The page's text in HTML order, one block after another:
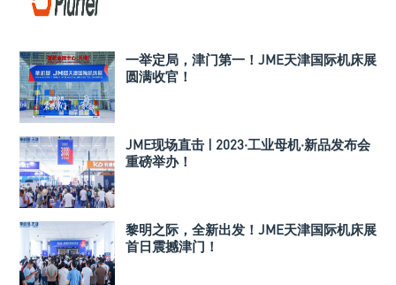
一举定局，津门第一！JME天津国际机床展
圆满收官！
JME现场直击 | 2023·工业母机·新品发布会
重磅举办！
黎明之际，全新出发！JME天津国际机床展
首日震撼津门！